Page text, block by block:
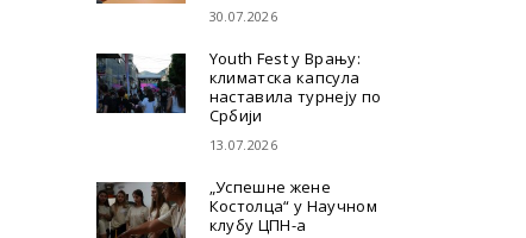
30.07.2026
Youth Fest у Врању:
климатска капсула
наставила турнеју по
Србији
13.07.2026
„Успешне жене
Костолца“ у Научном
клубу ЦПН-а